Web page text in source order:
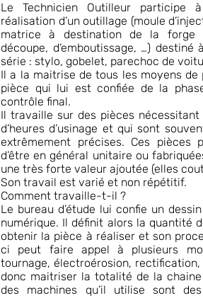
Le Technicien Outilleur
réalisation d’un outillage (moule
matrice à destination de la forge
découpe, d’emboutissage, …) destiné
série : stylo, gobelet, parechoc de
Il a la maitrise de tous les moyens
pièce qui lui est confiée de la
contrôle final.
Il travaille sur des pièces
d’heures d’usinage et qui sont
extrêmement précises. Ces pièces
d’être en général unitaire ou
une très forte valeur ajoutée (elles
Son travail est varié et non répétitif.
Comment travaille-t-il ?
Le bureau d’étude lui confie un
numérique. Il définit alors la quantité
obtenir la pièce à réaliser et son
ci peut faire appel à plusieurs
tournage, électroérosion,
donc maitriser la totalité de la
des machines qu’il utilise sont